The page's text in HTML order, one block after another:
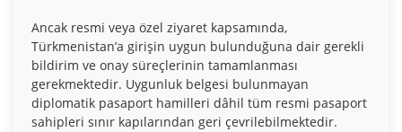
Ancak resmi veya özel ziyaret kapsamında,
Türkmenistan’a girişin uygun bulunduğuna dair gerekli
bildirim ve onay süreçlerinin tamamlanması
gerekmektedir. Uygunluk belgesi bulunmayan
diplomatik pasaport hamilleri dâhil tüm resmi pasaport
sahipleri sınır kapılarından geri çevrilebilmektedir.